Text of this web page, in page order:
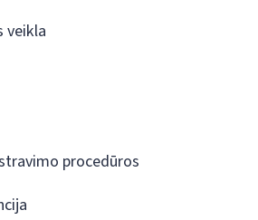
veikla
procedūros